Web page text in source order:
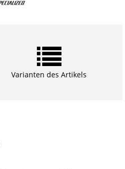
Varianten des Artikels